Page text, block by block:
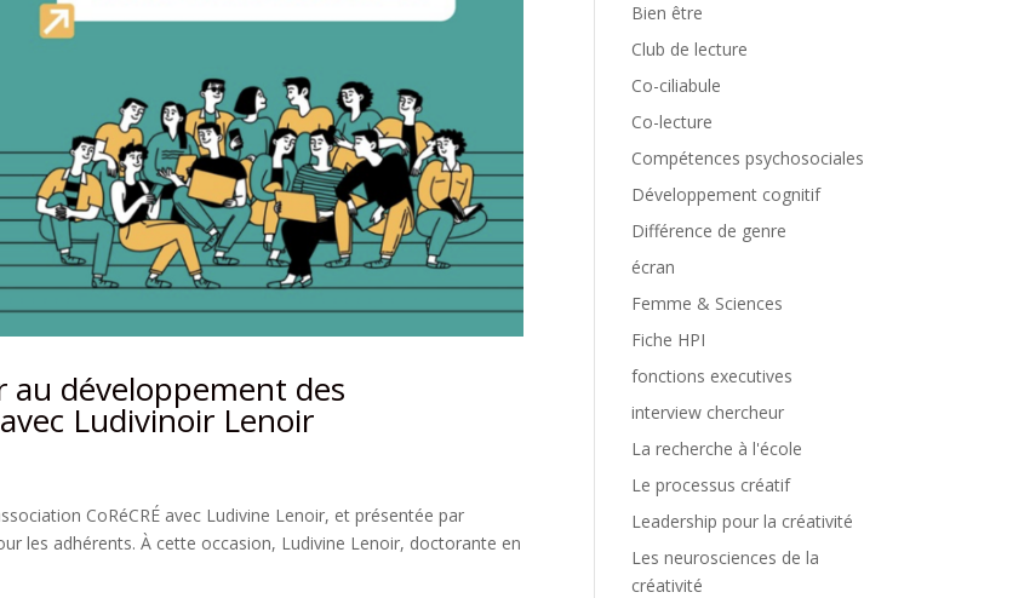
au développement des
Ludivinoir Lenoir
CoRéCRÉ avec Ludivine Lenoir, et présentée par
les adhérents. À cette occasion, Ludivine Lenoir, doctorante en
Bien être
Club de lecture
Co-ciliabule
Co-lecture
Compétences psychosociales
Développement cognitif
Différence de genre
écran
Femme & Sciences
Fiche HPI
fonctions executives
interview chercheur
La recherche à l'école
Le processus créatif
Leadership pour la créativité
Les neurosciences de la
créativité